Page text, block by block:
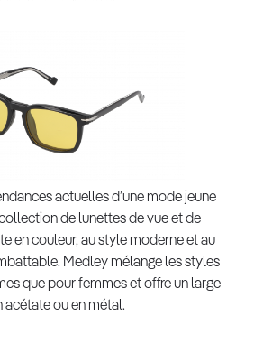
actuelles d’une mode jeune
de lunettes de vue et de
en couleur, au style moderne et au
Medley mélange les styles
que pour femmes et offre un large
acétate ou en métal.